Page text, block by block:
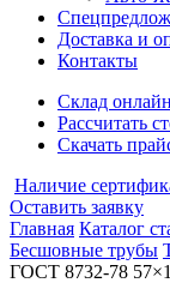
Доставка и
Контакты
Склад онлайн
Рассчитать
Скачать
Наличие
Оставить заявку
Главная Каталог
Бесшовные трубы
ГОСТ 8732-78